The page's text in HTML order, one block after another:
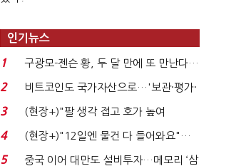
인기뉴스
1
구광모-젠슨 황, 두 달 만에 또 만난다…
로봇·AI 등 논...
2
비트코인도 국가자산으로…'보관·평가·
처분' 기준은 ...
3
(현장+)"팔 생각 접고 호가 높여
요"…'덜 똘똘한 한 채' 20...
4
(현장+)"12일엔 물건 다 들어와요"…
빈 매대 채우며 문 연 ...
5
중국 이어 대만도 설비투자…메모리 ‘삼